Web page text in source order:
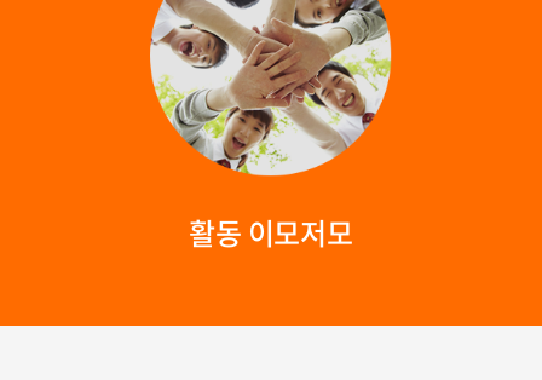
활동 이모저모